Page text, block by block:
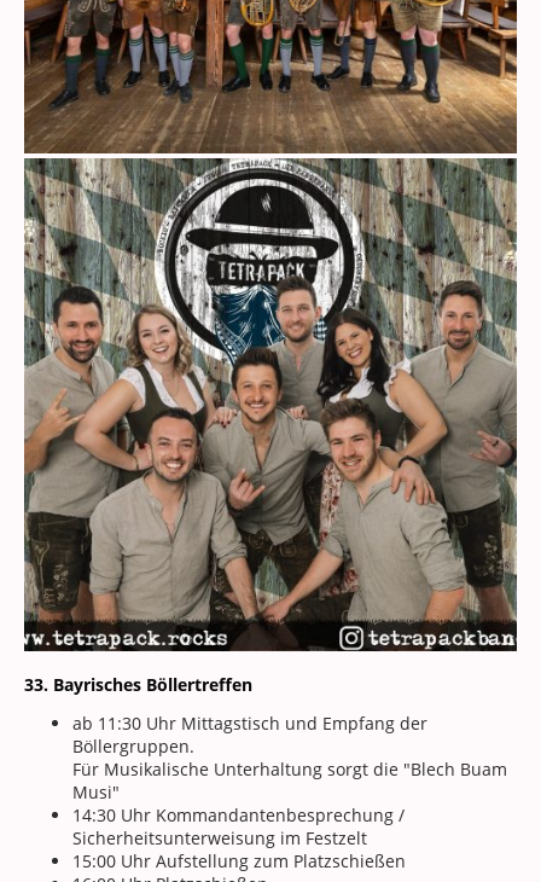
33. Bayrisches Böllertreffen
ab 11:30 Uhr Mittagstisch und Empfang der
Böllergruppen.
Für Musikalische Unterhaltung sorgt die "Blech Buam
Musi"
14:30 Uhr Kommandantenbesprechung /
Sicherheitsunterweisung im Festzelt
15:00 Uhr Aufstellung zum Platzschießen